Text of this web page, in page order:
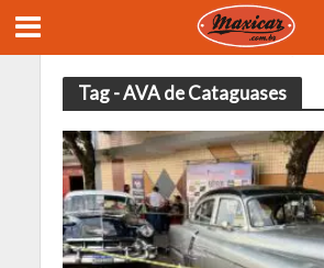
Tag - AVA de Cataguases